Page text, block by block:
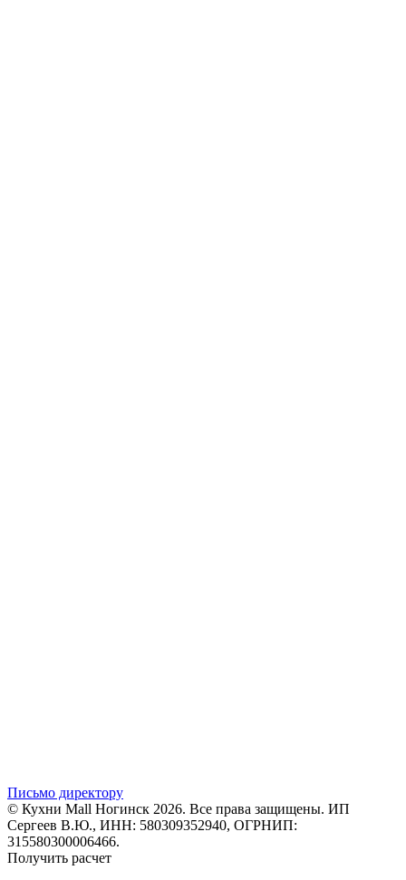
Письмо директору
© Кухни Mall Ногинск 2026. Все права защищены. ИП
Сергеев В.Ю., ИНН: 580309352940, ОГРНИП:
315580300006466.
Получить расчет